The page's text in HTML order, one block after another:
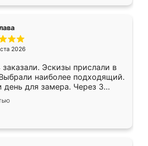
2026
заказали. Эскизы прислали в
наиболее подходящий.
день для замера. Через 3
была уже готова. Остались
Спасибо Ренессанс
работу!